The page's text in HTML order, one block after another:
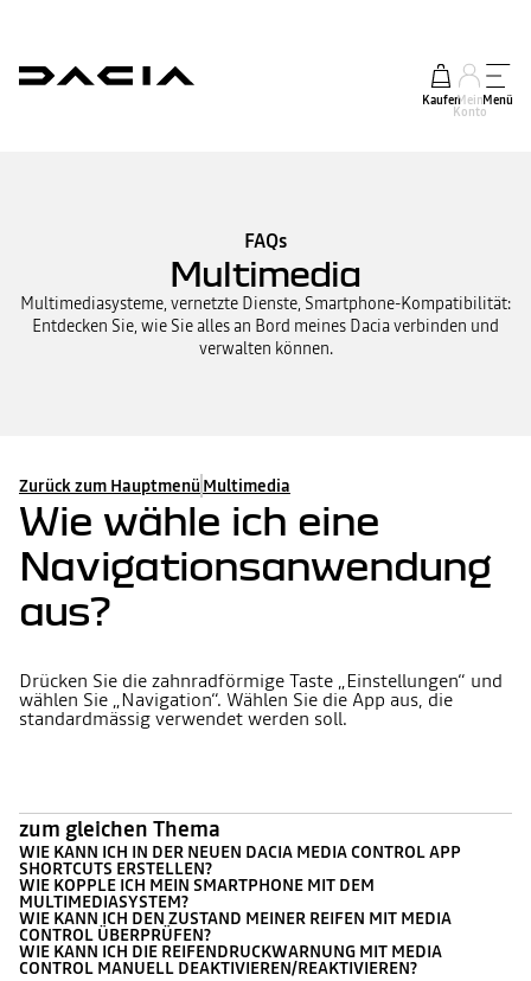
KaufenMein
Konto
Menü
FAQs
Multimedia
Multimediasysteme, vernetzte Dienste, Smartphone-Kompatibilität:
Entdecken Sie, wie Sie alles an Bord meines Dacia verbinden und
verwalten können.
Zurück zum Hauptmenü Multimedia
Wie wähle ich eine
Navigationsanwendung
aus?
Drücken Sie die zahnradförmige Taste „Einstellungen“ und
wählen Sie „Navigation“. Wählen Sie die App aus, die
standardmässig verwendet werden soll.
zum gleichen Thema
WIE KANN ICH IN DER NEUEN DACIA MEDIA CONTROL APP
SHORTCUTS ERSTELLEN?
WIE KOPPLE ICH MEIN SMARTPHONE MIT DEM
MULTIMEDIASYSTEM?
WIE KANN ICH DEN ZUSTAND MEINER REIFEN MIT MEDIA
CONTROL ÜBERPRÜFEN?
WIE KANN ICH DIE REIFENDRUCKWARNUNG MIT MEDIA
CONTROL MANUELL DEAKTIVIEREN/REAKTIVIEREN?